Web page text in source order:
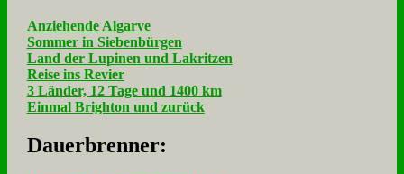
Anziehende Algarve
Sommer in Siebenbürgen
Land der Lupinen und Lakritzen
Reise ins Revier
3 Länder, 12 Tage und 1400 km
Einmal Brighton und zurück
Dau­er­bren­ner: